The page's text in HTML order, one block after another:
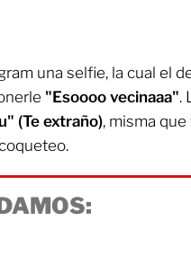
una selfie, la cual el
"Esoooo vecinaaa".
(Te extraño), misma